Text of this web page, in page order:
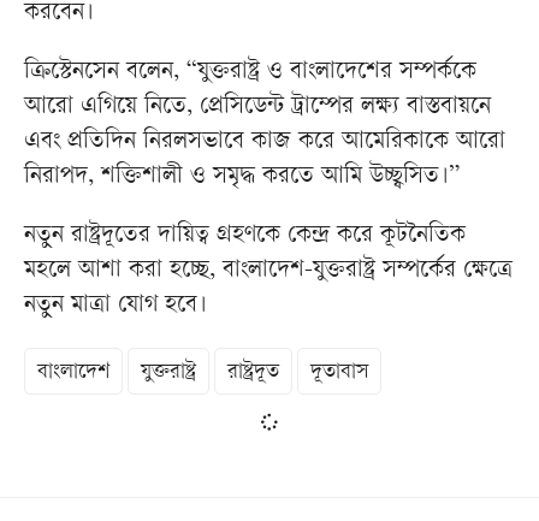
করবেন।
ক্রিস্টেনসেন বলেন, “যুক্তরাষ্ট্র ও বাংলাদেশের সম্পর্ককে
আরো এগিয়ে নিতে, প্রেসিডেন্ট ট্রাম্পের লক্ষ্য বাস্তবায়নে
এবং প্রতিদিন নিরলসভাবে কাজ করে আমেরিকাকে আরো
নিরাপদ, শক্তিশালী ও সমৃদ্ধ করতে আমি উচ্ছ্বসিত।”
নতুন রাষ্ট্রদূতের দায়িত্ব গ্রহণকে কেন্দ্র করে কূটনৈতিক
মহলে আশা করা হচ্ছে, বাংলাদেশ-যুক্তরাষ্ট্র সম্পর্কের ক্ষেত্রে
নতুন মাত্রা যোগ হবে।
বাংলাদেশ যুক্তরাষ্ট্র রাষ্ট্রদূত দূতাবাস